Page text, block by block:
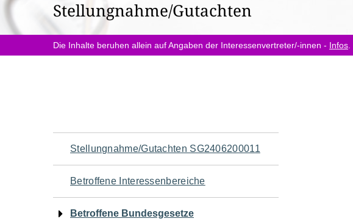
sich
hier:
Stellungnahme/Gutachten
Die Inhalte beruhen allein auf Angaben der Interessenvertreter/-innen - Infos
Navigation
für
den
Stellungnahme/Gutachten SG2406200011
Betroffene Interessenbereiche
Betroffene Bundesgesetze